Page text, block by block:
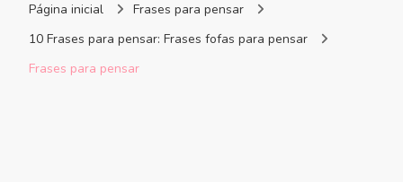
Página inicial
Frases para pensar
10 Frases para pensar: Frases fofas para pensar
Frases para pensar